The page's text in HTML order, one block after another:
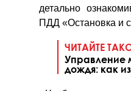
детально
ПДД «Остановка и
ЧИТАЙТЕ
Управление
дождя: как